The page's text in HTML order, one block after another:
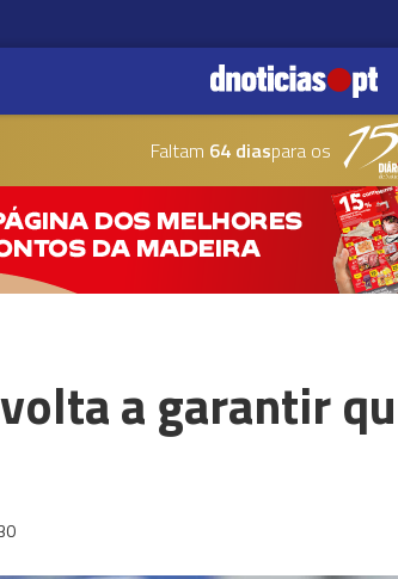
Faltam 64 diaspara os
a garantir